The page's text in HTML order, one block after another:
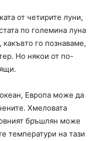
от четирите луни,
по големина луна
го познаваме,
Но някои от по-
Европа може да
Хмеловата
бръшлян може
температури на тази